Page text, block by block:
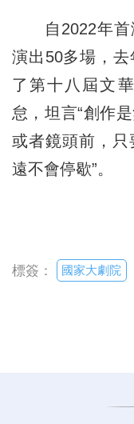
自2022年首
演出50多場，
了第十八屆文
怠，坦言“創作
或者鏡頭前，只
遠不會停歇”。
標簽： 國家大劇院